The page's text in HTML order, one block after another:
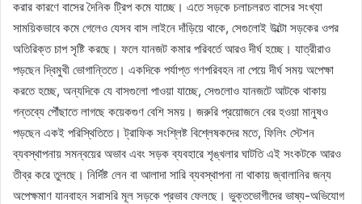
করার কারণে বাসের দৈনিক ট্রিপ কমে যাচ্ছে। এতে সড়কে চলাচলরত বাসের সংখ্যা
সাময়িকভাবে কমে গেলেও যেসব বাস লাইনে দাঁড়িয়ে থাকে, সেগুলোই উল্টো সড়কের ওপর
অতিরিক্ত চাপ সৃষ্টি করছে। ফলে যানজট কমার পরিবর্তে আরও দীর্ঘ হচ্ছে। যাত্রীরাও
পড়ছেন দ্বিমুখী ভোগান্তিতে। একদিকে পর্যাপ্ত গণপরিবহন না পেয়ে দীর্ঘ সময় অপেক্ষা
করতে হচ্ছে, অন্যদিকে যে বাসগুলো পাওয়া যাচ্ছে, সেগুলোও যানজটে আটকে থাকায়
গন্তব্যে পৌঁছাতে লাগছে কয়েকগুণ বেশি সময়। জরুরি প্রয়োজনে বের হওয়া মানুষও
পড়ছেন একই পরিস্থিতিতে। ট্রাফিক সংশ্লিষ্ট বিশ্লেষকদের মতে, ফিলিং স্টেশন
ব্যবস্থাপনায় সমন্বয়ের অভাব এবং সড়ক ব্যবহারে শৃঙ্খলার ঘাটতি এই সংকটকে আরও
তীব্র করে তুলছে। নির্দিষ্ট লেন বা আলাদা সারি ব্যবস্থাপনা না থাকায় জ্বালানির জন্য
অপেক্ষমাণ যানবাহন সরাসরি মূল সড়কে প্রভাব ফেলছে। ভুক্তভোগীদের ভাষ্য-অভিযোগ